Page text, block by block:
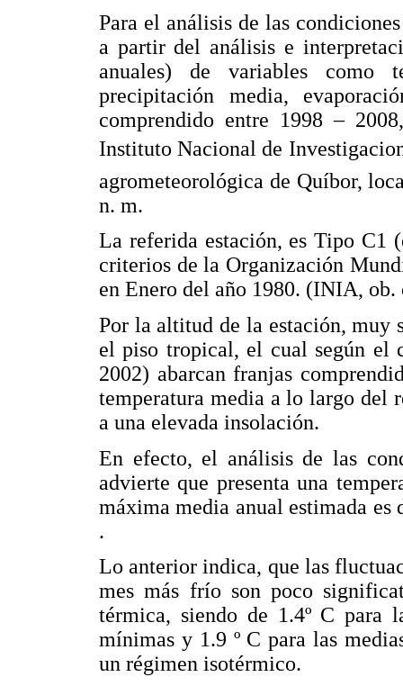
Para el análisis de las
a partir del análisis e
anuales) de variables como
precipitación media,
comprendido entre 1998 –
Instituto Nacional de
agrometeorológica de Quíbor,
n. m.
La referida estación, es Tipo C1
criterios de la Organización
en Enero del año 1980. (INIA,
Por la altitud de la estación, muy
el piso tropical, el cual según el
2002) abarcan franjas
temperatura media a lo largo del
a una elevada insolación.
En efecto, el análisis de las
advierte que presenta una
máxima media anual estimada es
.
Lo anterior indica, que las
mes más frío son poco
térmica, siendo de 1.4º C para
mínimas y 1.9 º C para las
un régimen isotérmico.